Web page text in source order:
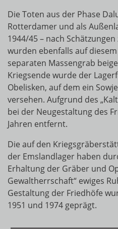
Die Toten aus der Phase
Rotterdamer und als
1944/45 – nach
wurden ebenfalls auf
separaten Massengrab
Kriegsende wurde der
Obelisken, auf dem ein
versehen. Aufgrund des
bei der Neugestaltung des
Jahren entfernt.
Die auf den
der Emslandlager haben
Erhaltung der Gräber und
Gewaltherrschaft“ ewiges
Gestaltung der Friedhöfe
1951 und 1974 geprägt.